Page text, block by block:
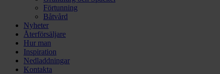
Förtunning
Båtvård
Nyheter
Återförsäljare
Hur man
Inspiration
Nedladdningar
Kontakta